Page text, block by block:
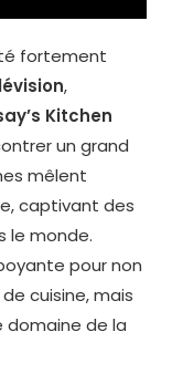
fortement
,
Kitchen
un grand
mêlent
captivant des
le monde.
pour non
cuisine, mais
domaine de la